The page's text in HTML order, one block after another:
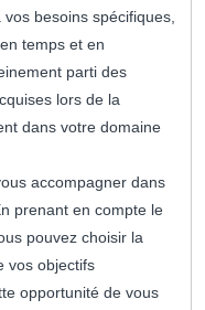
besoins spécifiques,
temps et en
parti des
lors de la
dans votre domaine
accompagner dans
prenant en compte le
pouvez choisir la
vos objectifs
opportunité de vous